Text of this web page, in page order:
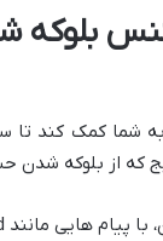
کمک کند تا
که از بلوکه شدن